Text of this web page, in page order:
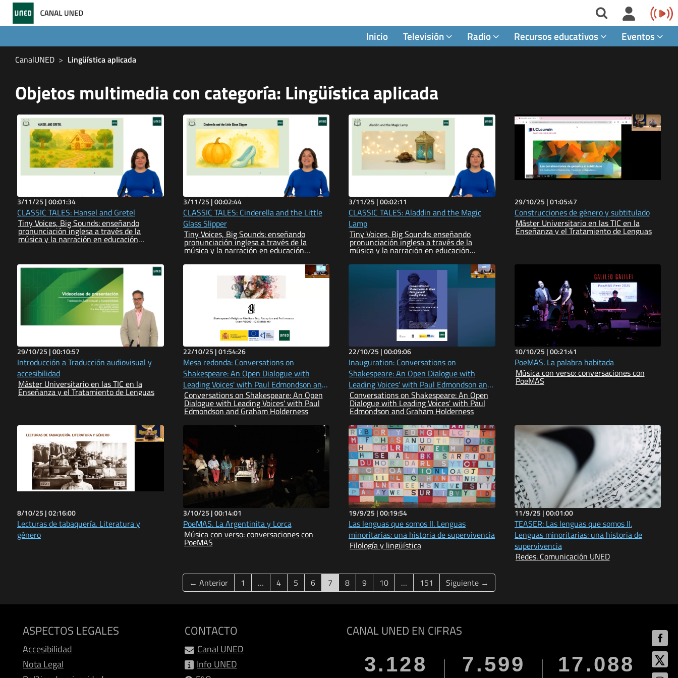
Inicio Televisión Radio Recursos educativos Eventos
CanalUNED Lingüística aplicada
Objetos multimedia con categoría: Lingüística aplicada
3/11/25 |00:01:34
CLASSIC TALES: Hansel and Gretel
Tiny Voices, Big Sounds: enseñando
pronunciación inglesa a través de la
música y la narración en educación
infantil
3/11/25 |00:02:44
CLASSIC TALES: Cinderella and the Little
Glass Slipper
Tiny Voices, Big Sounds: enseñando
pronunciación inglesa a través de la
música y la narración en educación
infantil
3/11/25 |00:02:11
CLASSIC TALES: Aladdin and the Magic
Lamp
Tiny Voices, Big Sounds: enseñando
pronunciación inglesa a través de la
música y la narración en educación
infantil
29/10/25 |01:05:47
Construcciones de género y subtitulado
Máster Universitario en las TIC en la
Enseñanza y el Tratamiento de Lenguas
29/10/25 |00:10:57
Introducción a Traducción audiovisual y
accesibilidad
Máster Universitario en las TIC en la
Enseñanza y el Tratamiento de Lenguas
22/10/25 |01:54:26
Mesa redonda: Conversations on
Shakespeare: An Open Dialogue with
Leading Voices' with Paul Edmondson and
Graham Holderness
Conversations on Shakespeare: An Open
Dialogue with Leading Voices' with Paul
Edmondson and Graham Holderness
22/10/25 |00:09:06
Inauguration: Conversations on
Shakespeare: An Open Dialogue with
Leading Voices' with Paul Edmondson and
Graham Holderness
Conversations on Shakespeare: An Open
Dialogue with Leading Voices' with Paul
Edmondson and Graham Holderness
10/10/25 |00:21:41
PoeMAS. La palabra habitada
Música con verso: conversaciones con
PoeMAS
8/10/25 |02:16:00
Lecturas de tabaquería. Literatura y
género
3/10/25 |00:14:01
PoeMAS. La Argentinita y Lorca
Música con verso: conversaciones con
PoeMAS
19/9/25 |00:19:54
Las lenguas que somos II. Lenguas
minoritarias: una historia de supervivencia
Filología y lingüística
11/9/25 |00:01:00
TEASER: Las lenguas que somos II.
Lenguas minoritarias: una historia de
supervivencia
Redes. Comunicación UNED
← Anterior 1 … 4 5 6 7 (current)
8 9 10 … 151 Siguiente →
ASPECTOS LEGALES
Accesibilidad
Nota Legal
CONTACTO
Canal UNED
Info UNED
CANAL UNED EN CIFRAS
3.128 7.599 17.088